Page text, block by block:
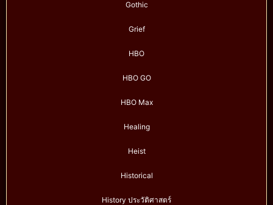
Gothic
Grief
HBO
HBO GO
HBO Max
Healing
Heist
Historical
History ประวัติศาสตร์